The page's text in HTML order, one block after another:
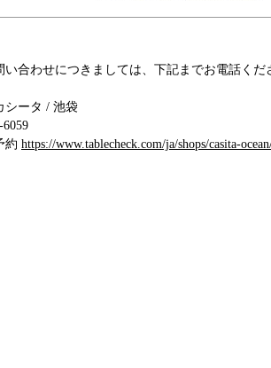
い合わせにつきましては、下記までお電話くだ
シータ / 池袋
約 https://www.tablecheck.com/ja/shops/casita-